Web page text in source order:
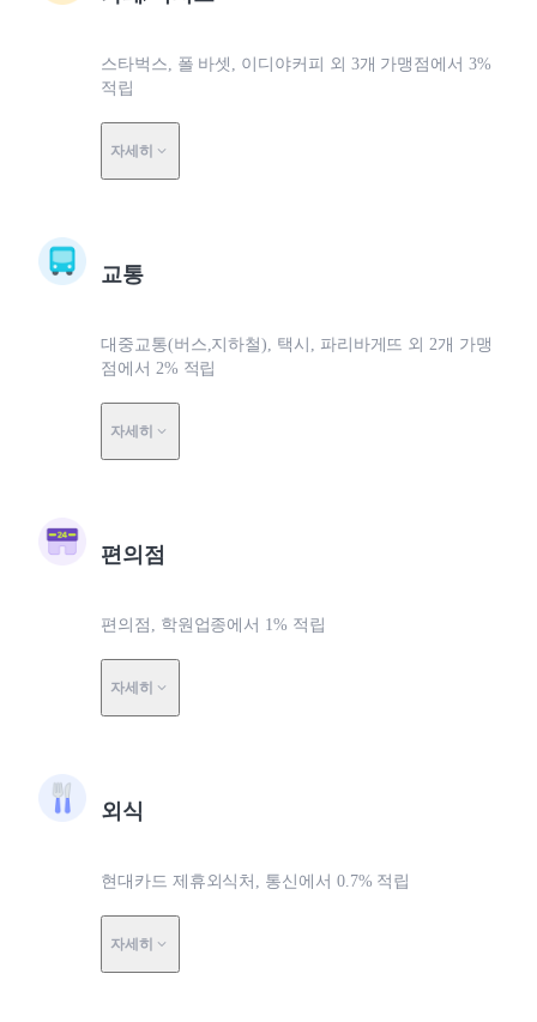
스타벅스, 폴 바셋, 이디야커피 외 3개 가맹점에서 3%
적립
자세히
교통
대중교통(버스,지하철), 택시, 파리바게뜨 외 2개 가맹
점에서 2% 적립
자세히
편의점
편의점, 학원업종에서 1% 적립
자세히
외식
현대카드 제휴외식처, 통신에서 0.7% 적립
자세히